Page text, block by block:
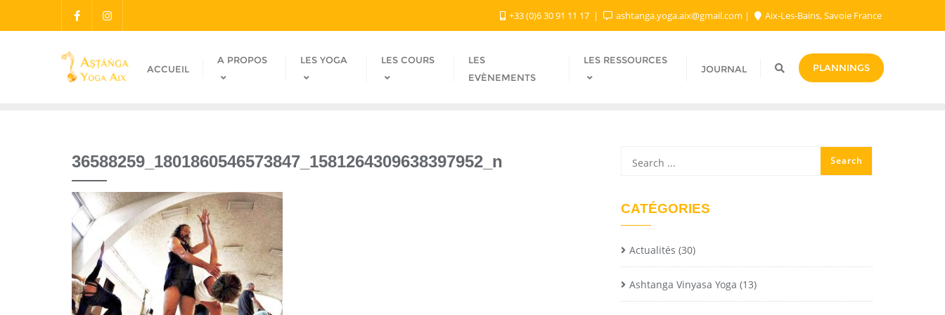
+33 (0)6 30 91 11 17 ashtanga.yoga.aix@gmail.com​ Aix-Les-Bains, Savoie France
ACCUEIL
A PROPOS LES YOGA LES COURS
LES
EVÈNEMENTS
LES RESSOURCES
JOURNAL PLANNINGS
36588259_1801860546573847_1581264309638397952_n
CATÉGORIES
Actualités (30)
Ashtanga Vinyasa Yoga (13)